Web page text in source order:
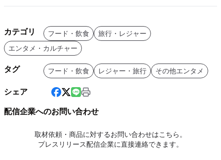
カテゴリ フード・飲食
旅行・レジャー
エンタメ・カルチャー
タグ フード・飲食 レジャー・旅行 その他エンタメ
シェア
配信企業へのお問い合わせ
取材依頼・商品に対するお問い合わせはこちら。
プレスリリース配信企業に直接連絡できます。